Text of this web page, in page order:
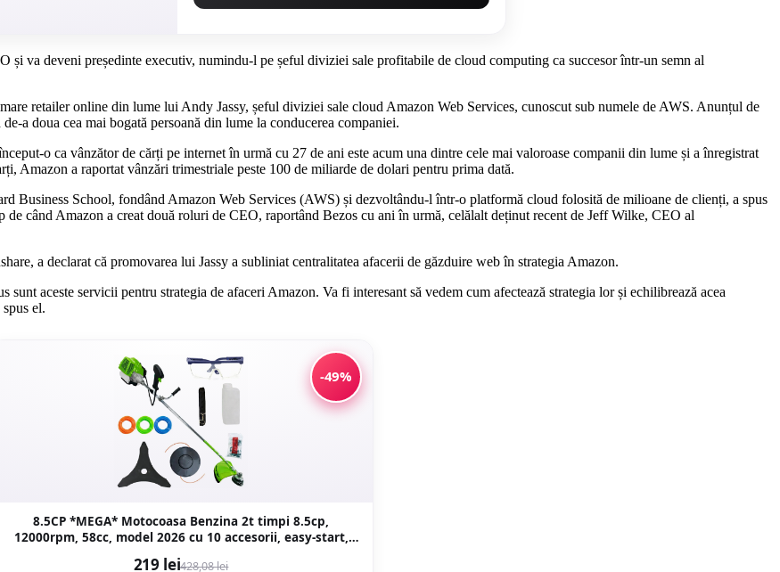
va deveni președinte executiv, numindu-l pe șeful diviziei sale profitabile de cloud computing ca succesor într-un semn al
retailer online din lume lui Andy Jassy, ​​șeful diviziei sale cloud Amazon Web Services, cunoscut sub numele de AWS. Anunțul de
a doua cea mai bogată persoană din lume la conducerea companiei.
o ca vânzător de cărți pe internet în urmă cu 27 de ani este acum una dintre cele mai valoroase companii din lume și a înregistrat
Amazon a raportat vânzări trimestriale peste 100 de miliarde de dolari pentru prima dată.
Business School, fondând Amazon Web Services (AWS) și dezvoltându-l într-o platformă cloud folosită de milioane de clienți, a spus
când Amazon a creat două roluri de CEO, raportând Bezos cu ani în urmă, celălalt deținut recent de Jeff Wilke, CEO al
a declarat că promovarea lui Jassy a subliniat centralitatea afacerii de găzduire web în strategia Amazon.
sunt aceste servicii pentru strategia de afaceri Amazon. Va fi interesant să vedem cum afectează strategia lor și echilibrează acea
el.
-49%
8.5CP *MEGA* Motocoasa Benzina 2t timpi 8.5cp,
12000rpm, 58cc, model 2026 cu 10 accesorii, easy-start,
219 lei428,08 lei